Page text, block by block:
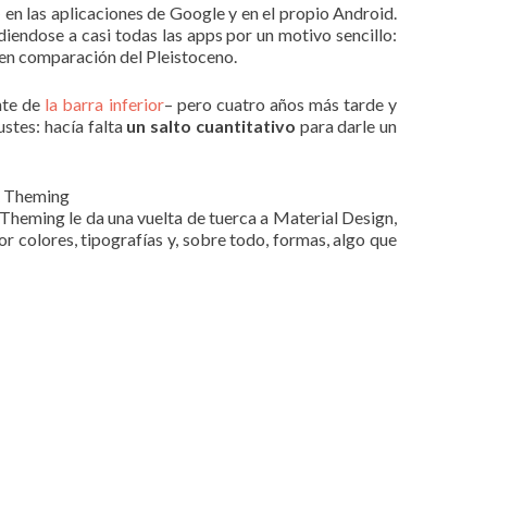
las aplicaciones de Google y en el propio Android.
a casi todas las apps por un motivo sencillo:
comparación del Pleistoceno.
de la barra inferior– pero cuatro años más tarde y
hacía falta un salto cuantitativo para darle un
Theming
le da una vuelta de tuerca a Material Design,
colores, tipografías y, sobre todo, formas, algo que